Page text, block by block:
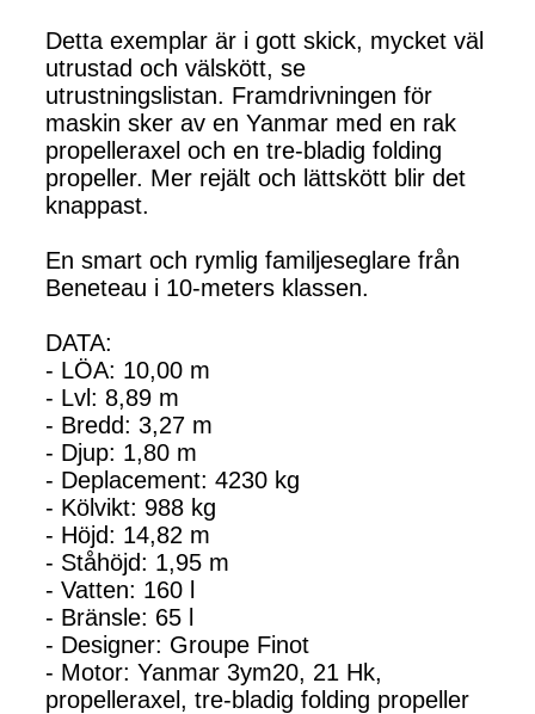
Detta exemplar är i gott skick, mycket väl
utrustad och välskött, se
utrustningslistan. Framdrivningen för
maskin sker av en Yanmar med en rak
propelleraxel och en tre-bladig folding
propeller. Mer rejält och lättskött blir det
knappast.
En smart och rymlig familjeseglare från
Beneteau i 10-meters klassen.
DATA:
- LÖA: 10,00 m
- Lvl: 8,89 m
- Bredd: 3,27 m
- Djup: 1,80 m
- Deplacement: 4230 kg
- Kölvikt: 988 kg
- Höjd: 14,82 m
- Ståhöjd: 1,95 m
- Vatten: 160 l
- Bränsle: 65 l
- Designer: Groupe Finot
- Motor: Yanmar 3ym20, 21 Hk,
propelleraxel, tre-bladig folding propeller